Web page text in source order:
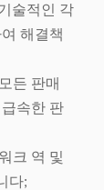
술적인 각
해결책
든 판매
속한 판
크 역 및
다;